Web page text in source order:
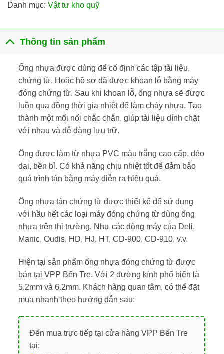
Danh mục: Vật tư kho quỹ
Thông tin sản phẩm
Ống nhựa được dùng để cố định các tập tài liệu,
chứng từ. Hoặc hồ sơ đã được khoan lỗ bằng máy
đóng chứng từ. Sau khi khoan lỗ, ống nhựa sẽ được
luồn qua đồng thời gia nhiệt để làm chảy nhựa. Tạo
thành một mối nối chắc chắn, giúp tài liệu dính chặt
với nhau và dễ dàng lưu trữ.
Ống được làm từ nhựa PVC màu trắng cao cấp, dẻo
dai, bền bỉ. Có khả năng chịu nhiệt tốt để đảm bảo
quá trình tán bằng máy diễn ra hiệu quả.
Ống nhựa tán chứng từ được thiết kế để sử dụng
với hầu hết các loại máy đóng chứng từ dùng ống
nhựa trên thị trường. Như các dòng máy của Deli,
Manic, Oudis, HD, HJ, HT, CD-900, CD-910, v.v.
Hiện tại sản phẩm ống nhựa đóng chứng từ được
bán tại VPP Bến Tre. Với 2 đường kính phổ biến là
5.2mm và 6.2mm. Khách hàng quan tâm, có thể đặt
mua nhanh theo hướng dẫn sau:
Đến mua trực tiếp tại cửa hàng VPP Bến Tre
tại: